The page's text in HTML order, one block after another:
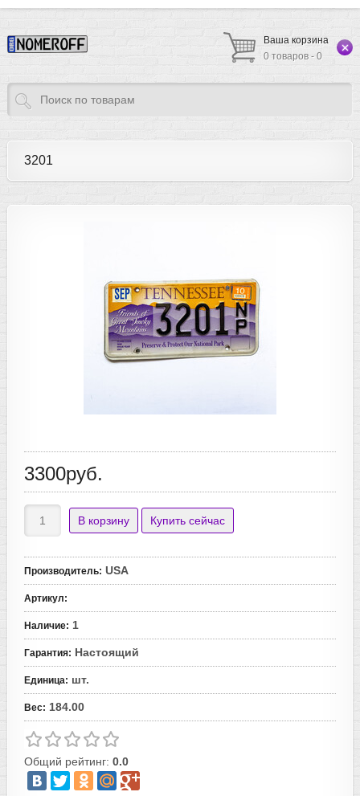
Ваша корзина
0 товаров - 0
3201
3300руб.
Производитель: USA
Артикул:
Наличие: 1
Гарантия: Настоящий
Единица: шт.
Вес: 184.00
Общий рейтинг: 0.0